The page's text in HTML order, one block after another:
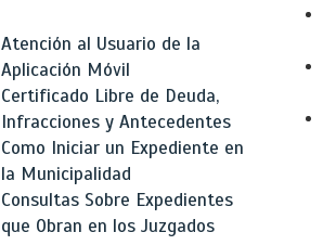
Atención al Usuario de la
Aplicación Móvil
Certificado Libre de Deuda,
Infracciones y Antecedentes
Como Iniciar un Expediente en
la Municipalidad
Consultas Sobre Expedientes
que Obran en los Juzgados